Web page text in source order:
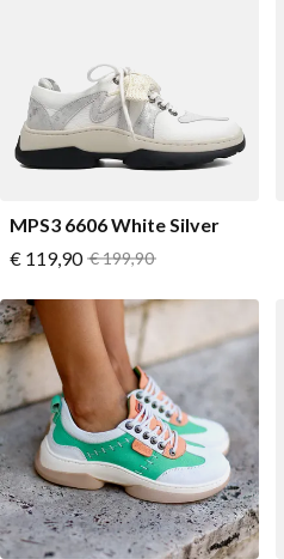
MPS3 6606 White Silver
Vanaf
€ 119,90 Normale prijs
€ 199,90